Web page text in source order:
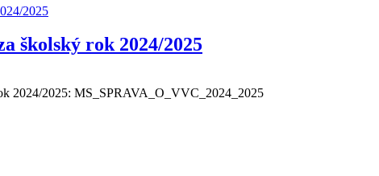
školský rok 2024/2025
2024/2025: MS_SPRAVA_O_VVC_2024_2025